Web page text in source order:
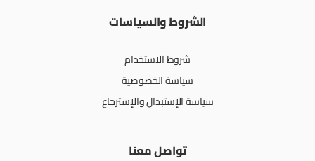
الشروط والسياسات
شروط الاستخدام
سياسة الخصوصية
سياسة الإستبدال والإسترجاع
تواصل معنا